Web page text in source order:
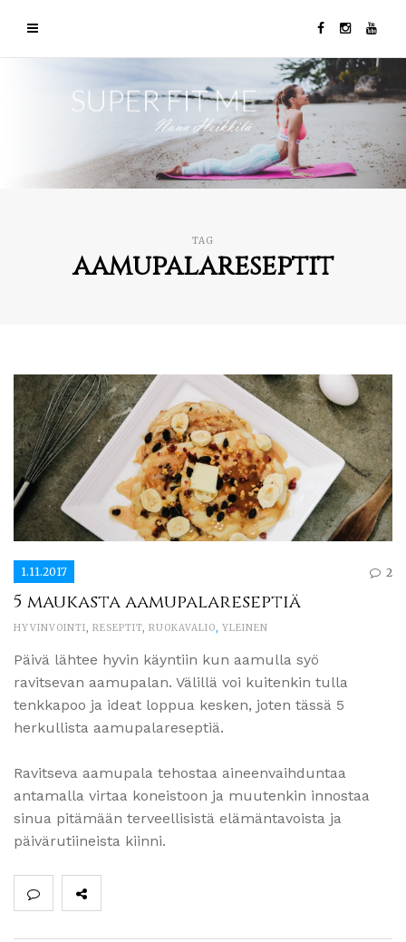
TAG
aamupalareseptit
1.11.2017 2
5 maukasta aamupalareseptiä
HYVINVOINTI RESEPTIT RUOKAVALIO YLEINEN
Päivä lähtee hyvin käyntiin kun aamulla syö
ravitsevan aamupalan. Välillä voi kuitenkin tulla
tenkkapoo ja ideat loppua kesken, joten tässä 5
herkullista aamupalareseptiä.
Ravitseva aamupala tehostaa aineenvaihduntaa
antamalla virtaa koneistoon ja muutenkin innostaa
sinua pitämään terveellisistä elämäntavoista ja
päivärutiineista kiinni.